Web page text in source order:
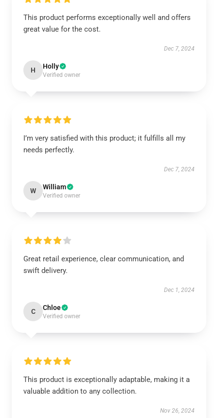
This product performs exceptionally well and offers
great value for the cost.
Dec 7, 2024
H Holly
Verified owner
I’m very satisfied with this product; it fulfills all my
needs perfectly.
Dec 7, 2024
W William
Verified owner
Great retail experience, clear communication, and
swift delivery.
Dec 1, 2024
C Chloe
Verified owner
This product is exceptionally adaptable, making it a
valuable addition to any collection.
Nov 26, 2024